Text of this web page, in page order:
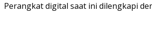
Perangkat digital saat ini dilengkapi